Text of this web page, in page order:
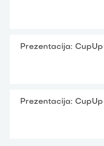
Prezentacija:
Prezentacija: